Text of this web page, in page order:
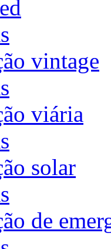
vintage
viária
solar
de